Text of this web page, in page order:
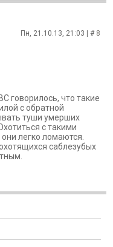
Пн, 21.10.13, 21:03 | # 8
говорилось, что такие
с обратной
туши умерших
с такими
легко ломаются.
саблезубых